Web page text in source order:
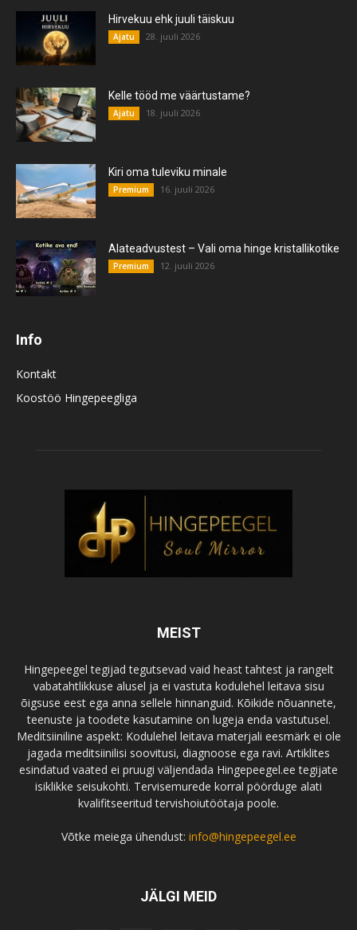
Hirvekuu ehk juuli täiskuu
Ajatu 28. juuli 2026
Kelle tööd me väärtustame?
Ajatu 18. juuli 2026
Kiri oma tuleviku minale
Premium 16. juuli 2026
Alateadvustest – Vali oma hinge kristallikotike
Premium 12. juuli 2026
Info
Kontakt
Koostöö Hingepeegliga
MEIST
Hingepeegel tegijad tegutsevad vaid heast tahtest ja rangelt
vabatahtlikkuse alusel ja ei vastuta kodulehel leitava sisu
õigsuse eest ega anna sellele hinnanguid. Kõikide nõuannete,
teenuste ja toodete kasutamine on lugeja enda vastutusel.
Meditsiiniline aspekt: Kodulehel leitava materjali eesmärk ei ole
jagada meditsiinilisi soovitusi, diagnoose ega ravi. Artiklites
esindatud vaated ei pruugi väljendada Hingepeegel.ee tegijate
isiklikke seisukohti. Tervisemurede korral pöörduge alati
kvalifitseeritud tervishoiutöötaja poole.
Võtke meiega ühendust: info@hingepeegel.ee
JÄLGI MEID